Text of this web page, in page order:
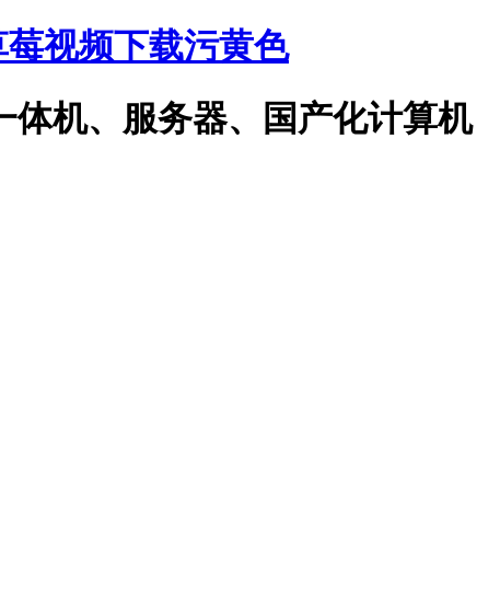
视频下载污黄色
、服务器、国产化计算机